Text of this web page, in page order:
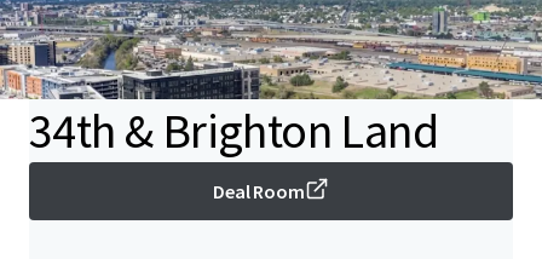
34th & Brighton Land
Deal Room